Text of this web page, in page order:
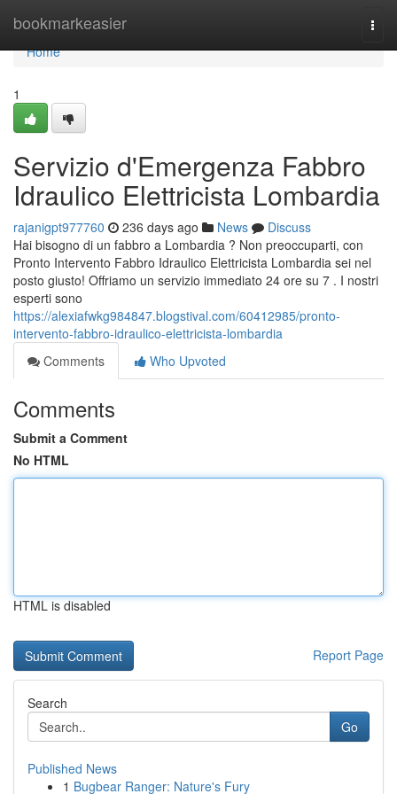
bookmarkeasier
Home
Home
1
Servizio d'Emergenza Fabbro
Idraulico Elettricista Lombardia
rajanigpt977760 236 days ago News
Discuss
Hai bisogno di un fabbro a Lombardia ? Non preoccuparti, con
Pronto Intervento Fabbro Idraulico Elettricista Lombardia sei nel
posto giusto! Offriamo un servizio immediato 24 ore su 7 . I nostri
esperti sono
https://alexiafwkg984847.blogstival.com/60412985/pronto-
intervento-fabbro-idraulico-elettricista-lombardia
Comments
Who Upvoted
Comments
Submit a Comment
No HTML
HTML is disabled
Report Page
Search
Go
Published News
1 Bugbear Ranger: Nature's Fury